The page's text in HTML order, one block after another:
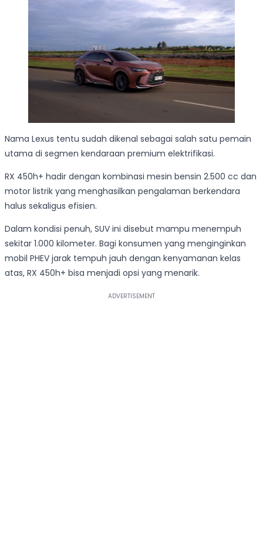
Nama Lexus tentu sudah dikenal sebagai salah satu pemain
utama di segmen kendaraan premium elektrifikasi.
RX 450h+ hadir dengan kombinasi mesin bensin 2.500 cc dan
motor listrik yang menghasilkan pengalaman berkendara
halus sekaligus efisien.
Dalam kondisi penuh, SUV ini disebut mampu menempuh
sekitar 1.000 kilometer. Bagi konsumen yang menginginkan
mobil PHEV jarak tempuh jauh dengan kenyamanan kelas
atas, RX 450h+ bisa menjadi opsi yang menarik.